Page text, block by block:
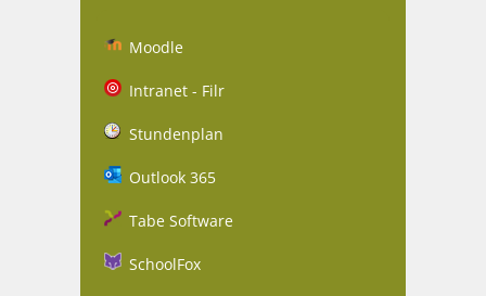
Moodle
Intranet - Filr
Stundenplan
Outlook 365
Tabe Software
SchoolFox